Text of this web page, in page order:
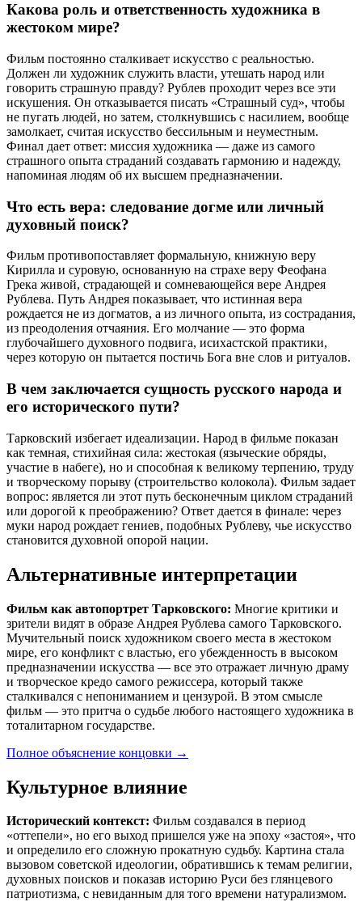
Какова роль и ответственность художника в
жестоком мире?
Фильм постоянно сталкивает искусство с реальностью.
Должен ли художник служить власти, утешать народ или
говорить страшную правду? Рублев проходит через все эти
искушения. Он отказывается писать «Страшный суд», чтобы
не пугать людей, но затем, столкнувшись с насилием, вообще
замолкает, считая искусство бессильным и неуместным.
Финал дает ответ: миссия художника — даже из самого
страшного опыта страданий создавать гармонию и надежду,
напоминая людям об их высшем предназначении.
Что есть вера: следование догме или личный
духовный поиск?
Фильм противопоставляет формальную, книжную веру
Кирилла и суровую, основанную на страхе веру Феофана
Грека живой, страдающей и сомневающейся вере Андрея
Рублева. Путь Андрея показывает, что истинная вера
рождается не из догматов, а из личного опыта, из сострадания,
из преодоления отчаяния. Его молчание — это форма
глубочайшего духовного подвига, исихастской практики,
через которую он пытается постичь Бога вне слов и ритуалов.
В чем заключается сущность русского народа и
его исторического пути?
Тарковский избегает идеализации. Народ в фильме показан
как темная, стихийная сила: жестокая (языческие обряды,
участие в набеге), но и способная к великому терпению, труду
и творческому порыву (строительство колокола). Фильм задает
вопрос: является ли этот путь бесконечным циклом страданий
или дорогой к преображению? Ответ дается в финале: через
муки народ рождает гениев, подобных Рублеву, чье искусство
становится духовной опорой нации.
Альтернативные интерпретации
Фильм как автопортрет Тарковского: Многие критики и
зрители видят в образе Андрея Рублева самого Тарковского.
Мучительный поиск художником своего места в жестоком
мире, его конфликт с властью, его убежденность в высоком
предназначении искусства — все это отражает личную драму
и творческое кредо самого режиссера, который также
сталкивался с непониманием и цензурой. В этом смысле
фильм — это притча о судьбе любого настоящего художника в
тоталитарном государстве.
Полное объяснение концовки →
Культурное влияние
Исторический контекст: Фильм создавался в период
«оттепели», но его выход пришелся уже на эпоху «застоя», что
и определило его сложную прокатную судьбу. Картина стала
вызовом советской идеологии, обратившись к темам религии,
духовных поисков и показав историю Руси без глянцевого
патриотизма, с невиданным для того времени натурализмом.